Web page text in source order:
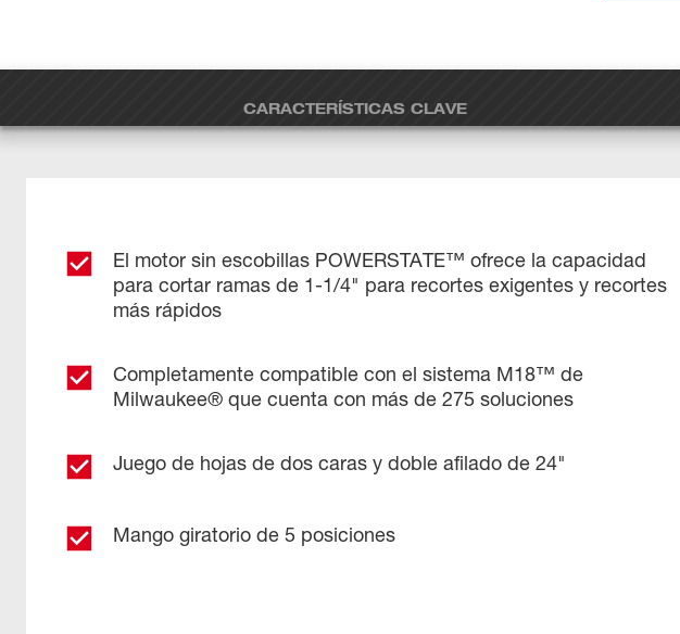
CARACTERÍSTICAS CLAVE
El motor sin escobillas POWERSTATE™ ofrece la capacidad
para cortar ramas de 1-1/4" para recortes exigentes y recortes
más rápidos
Completamente compatible con el sistema M18™ de
Milwaukee® que cuenta con más de 275 soluciones
Juego de hojas de dos caras y doble afilado de 24"
Mango giratorio de 5 posiciones